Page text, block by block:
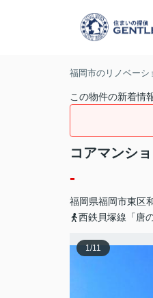
福岡市のリノベーシ
この物件の新着情
コアマンシ
-
福岡県福岡市東区
西鉄貝塚線「唐
1/11